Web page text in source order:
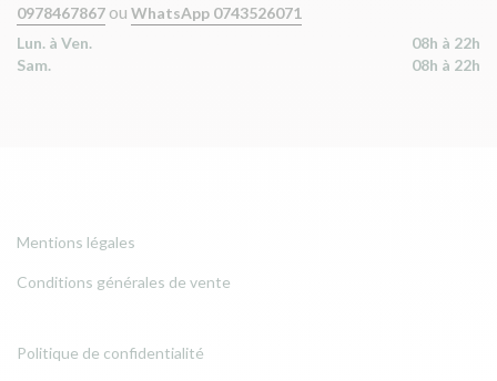
0978467867 ou WhatsApp 0743526071
Lun. à Ven.
08h à 22h
Sam.
08h à 22h
Mentions légales
Conditions générales de vente
Politique de confidentialité